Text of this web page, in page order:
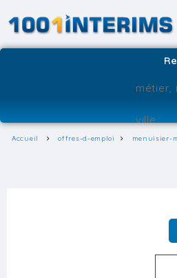
Accueil offres-d-emploi menuisier-